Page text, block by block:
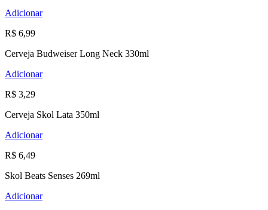
Adicionar
R$ 6,99
Cerveja Budweiser Long Neck 330ml
Adicionar
R$ 3,29
Cerveja Skol Lata 350ml
Adicionar
R$ 6,49
Skol Beats Senses 269ml
Adicionar